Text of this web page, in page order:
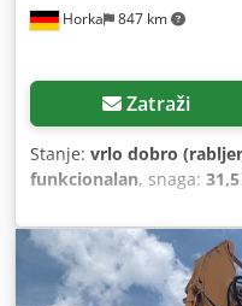
Horka 847 km
Zatraži
Stanje: vrlo dobro
funkcionalan, snaga:
,
lanca:60 postotak,
4.490 h, Oprema:kabina,